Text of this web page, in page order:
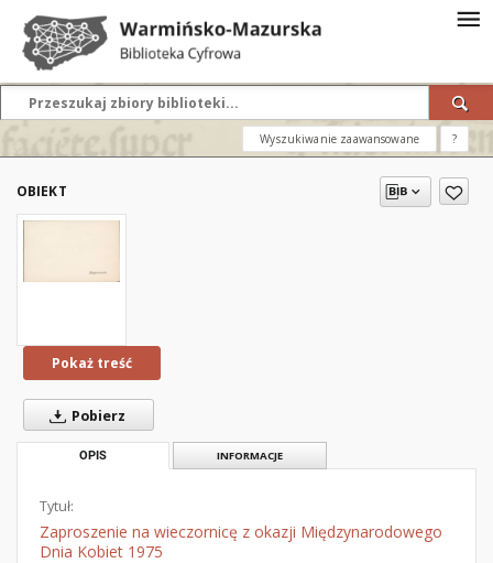
Wyszukiwanie zaawansowane ?
OBIEKT
Pokaż treść
Pobierz
OPIS INFORMACJE
Tytuł:
Zaproszenie na wieczornicę z okazji Międzynarodowego
Dnia Kobiet 1975